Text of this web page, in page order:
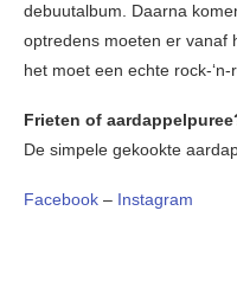
debuutalbum. Daarna
optredens moeten er vanaf
het moet een echte rock-
Frieten of
De simpele gekookte
Facebook – Instagram